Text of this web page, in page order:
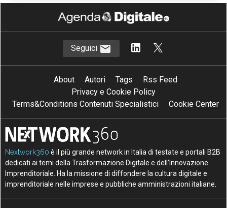
Seguici
About Autori Tags
Rss Feed
Privacy e Cookie Policy
Terms&Conditions Contenuti Specialistici
Cookie Center
Nextwork360 è il più grande network in Italia di testate e portali B2B
dedicati ai temi della Trasformazione Digitale e dell’Innovazione
Imprenditoriale. Ha la missione di diffondere la cultura digitale e
imprenditoriale nelle imprese e pubbliche amministrazioni italiane.